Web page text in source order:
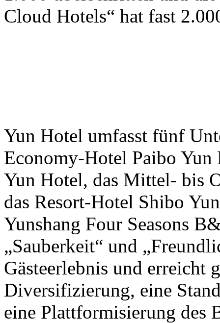
Cloud Hotels“ hat fast
Yun Hotel umfasst fünf
Economy-Hotel Paibo
Yun Hotel, das Mittel- bis
das Resort-Hotel Shibo
Yunshang Four Seasons
„Sauberkeit“ und
Gästeerlebnis und erreicht
Diversifizierung, eine
eine Plattformisierung des